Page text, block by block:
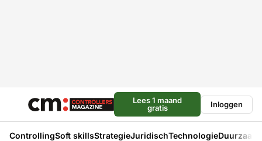
Lees 1 maand
gratis
Inloggen
ControllingSoft skillsStrategieJuridischTechnologie